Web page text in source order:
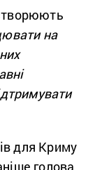
на
для Криму
голова